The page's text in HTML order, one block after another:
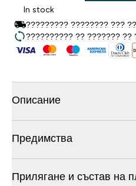
In stock
????????? ???????? ???
?????????? ?? ???????
Описание
Предимства
Прилягане и състав на